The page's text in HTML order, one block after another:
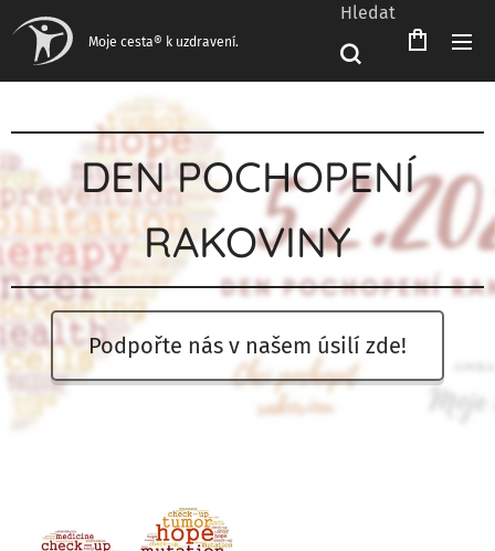
Moje cesta® k uzdravení.
Hledat
DEN POCHOPENÍ
RAKOVINY
Podpořte nás v našem úsilí zde!